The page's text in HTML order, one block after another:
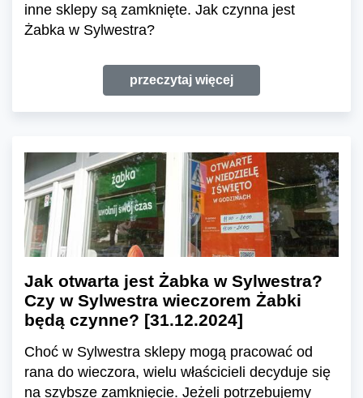
inne sklepy są zamknięte. Jak czynna jest
Żabka w Sylwestra?
przeczytaj więcej
Jak otwarta jest Żabka w Sylwestra?
Czy w Sylwestra wieczorem Żabki
będą czynne? [31.12.2024]
Choć w Sylwestra sklepy mogą pracować od
rana do wieczora, wielu właścicieli decyduje się
na szybsze zamknięcie. Jeżeli potrzebujemy